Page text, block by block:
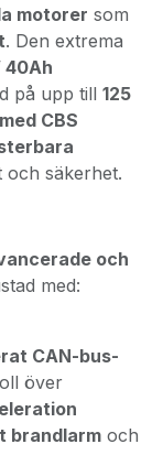
motorer som
. Den extrema
40Ah
på upp till 125
CBS
säkerhet.
och
med:
CAN-bus-
över
brandlarm och